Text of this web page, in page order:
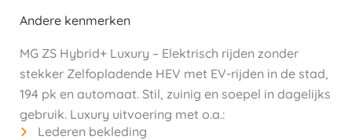
Andere kenmerken
MG ZS Hybrid+ Luxury – Elektrisch rijden zonder
stekker Zelfopladende HEV met EV-rijden in de stad,
194 pk en automaat. Stil, zuinig en soepel in dagelijks
gebruik. Luxury uitvoering met o.a.:
Lederen bekleding